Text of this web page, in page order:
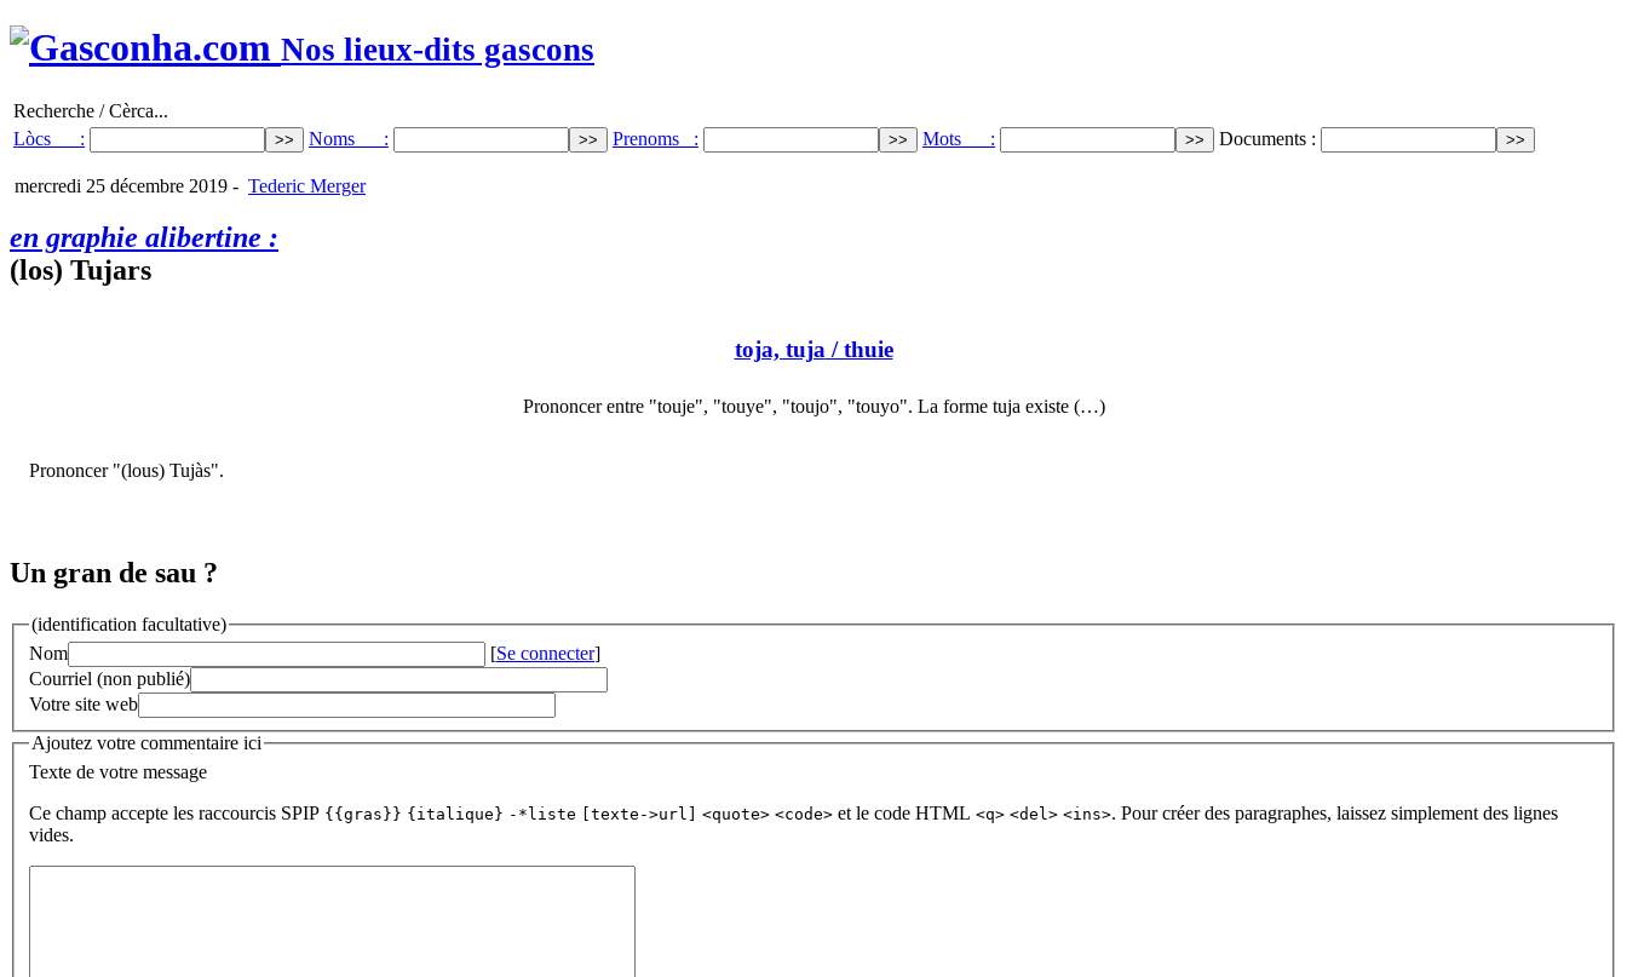
Nos lieux-dits gascons
Recherche / Cèrca...
Lòcs :
Noms : Prenoms : Mots : Documents :
mercredi 25 décembre 2019 - Tederic Merger
en graphie alibertine :
(los) Tujars
toja, tuja/ thuie
Prononcer entre "touje", "touye", "toujo", "touyo". La forme tuja existe (…)
Prononcer "(lous) Tujàs".
Un gran de sau ?
(identification facultative)
Nom
[Se connecter]
Courriel (non publié)
Votre site web
Ajoutez votre commentaire ici
Texte de votre message
Ce champ accepte les raccourcis SPIP {{gras}} {italique} -*liste [texte->url] <quote> <code> et le code HTML <q> <del> <ins>. Pour créer des paragraphes, laissez simplement des lignes
vides.